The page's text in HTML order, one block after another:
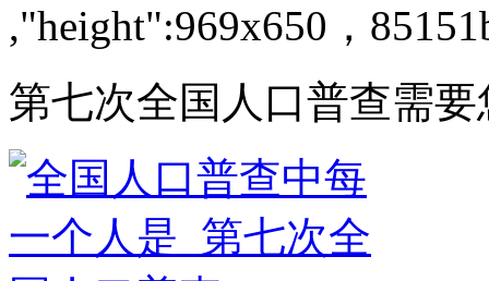
,"height":969x650，
第七次全国人口普查需